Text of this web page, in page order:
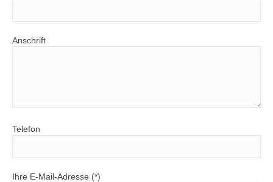
Anschrift
Telefon
Ihre E-Mail-Adresse (*)